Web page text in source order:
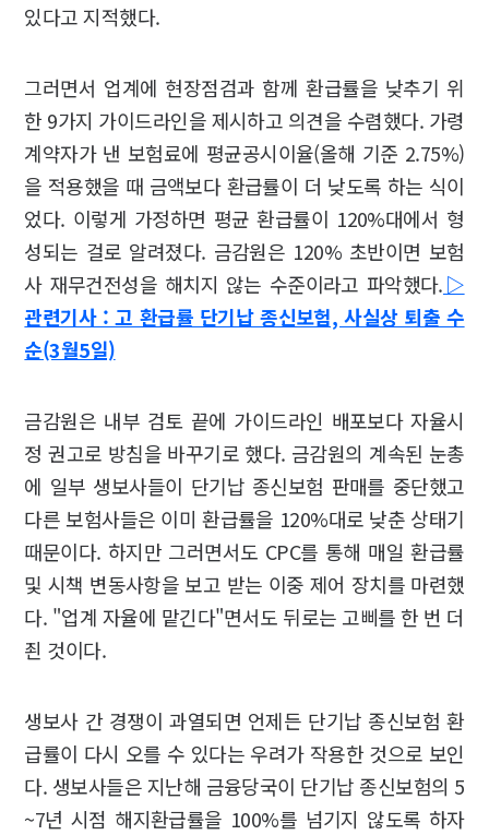
있다고 지적했다.
그러면서 업계에 현장점검과 함께 환급률을 낮추기 위
한 9가지 가이드라인을 제시하고 의견을 수렴했다. 가령
계약자가 낸 보험료에 평균공시이율(올해 기준 2.75%)
을 적용했을 때 금액보다 환급률이 더 낮도록 하는 식이
었다. 이렇게 가정하면 평균 환급률이 120%대에서 형
성되는 걸로 알려졌다. 금감원은 120% 초반이면 보험
사 재무건전성을 해치지 않는 수준이라고 파악했다.▷
관련기사 : 고 환급률 단기납 종신보험, 사실상 퇴출 수
순(3월5일)
금감원은 내부 검토 끝에 가이드라인 배포보다 자율시
정 권고로 방침을 바꾸기로 했다. 금감원의 계속된 눈총
에 일부 생보사들이 단기납 종신보험 판매를 중단했고
다른 보험사들은 이미 환급률을 120%대로 낮춘 상태기
때문이다. 하지만 그러면서도 CPC를 통해 매일 환급률
및 시책 변동사항을 보고 받는 이중 제어 장치를 마련했
다. "업계 자율에 맡긴다"면서도 뒤로는 고삐를 한 번 더
죈 것이다.
생보사 간 경쟁이 과열되면 언제든 단기납 종신보험 환
급률이 다시 오를 수 있다는 우려가 작용한 것으로 보인
다. 생보사들은 지난해 금융당국이 단기납 종신보험의 5
~7년 시점 해지환급률을 100%를 넘기지 않도록 하자